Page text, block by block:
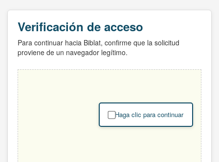
Verificación de acceso
Para continuar hacia Biblat, confirme que la solicitud
proviene de un navegador legítimo.
Haga clic para continuar